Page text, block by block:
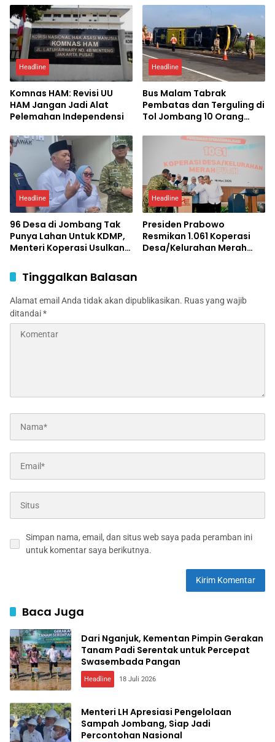
Pangan
Headline
Komnas HAM: Revisi UU
HAM Jangan Jadi Alat
Pelemahan Independensi
Headline
Bus Malam Tabrak
Pembatas dan Terguling di
Tol Jombang 10 Orang
Headline
96 Desa di Jombang Tak
Punya Lahan Untuk KDMP,
Menteri Koperasi Usulkan
Bertingkat
Headline
Presiden Prabowo
Resmikan 1.061 Koperasi
Desa/Kelurahan Merah
Tinggalkan Balasan
Alamat email Anda tidak akan dipublikasikan. Ruas yang wajib
ditandai*
Simpan nama, email, dan situs web saya pada peramban ini
untuk komentar saya berikutnya.
Baca Juga
Dari Nganjuk, Kementan Pimpin Gerakan
Tanam Padi Serentak untuk Percepat
Swasembada Pangan
Headline 18 Juli 2026
Menteri LH Apresiasi Pengelolaan
Sampah Jombang, Siap Jadi
Percontohan Nasional